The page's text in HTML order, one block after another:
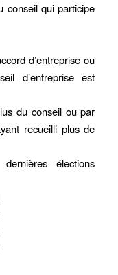
conseil qui participe
d’entreprise ou
d’entreprise est
du conseil ou par
recueilli plus de
élections